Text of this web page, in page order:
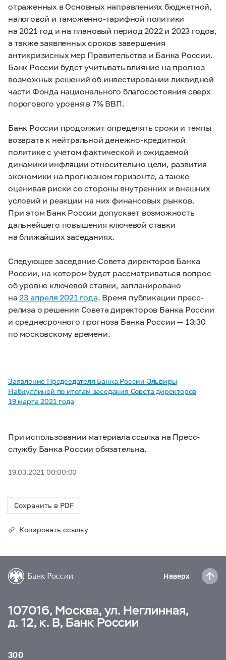
отраженных в Основных направлениях бюджетной,
налоговой и таможенно-тарифной политики
на 2021 год и на плановый период 2022 и 2023 годов,
а также заявленных сроков завершения
антикризисных мер Правительства и Банка России.
Банк России будет учитывать влияние на прогноз
возможных решений об инвестировании ликвидной
части Фонда национального благосостояния сверх
порогового уровня в 7% ВВП.
Банк России продолжит определять сроки и темпы
возврата к нейтральной денежно-кредитной
политике с учетом фактической и ожидаемой
динамики инфляции относительно цели, развития
экономики на прогнозном горизонте, а также
оценивая риски со стороны внутренних и внешних
условий и реакции на них финансовых рынков.
При этом Банк России допускает возможность
дальнейшего повышения ключевой ставки
на ближайших заседаниях.
Следующее заседание Совета директоров Банка
России, на котором будет рассматриваться вопрос
об уровне ключевой ставки, запланировано
на23 апреля 2021 года. Время публикации пресс-
релиза о решении Совета директоров Банка России
и среднесрочного прогноза Банка России — 13:30
по московскому времени.
Заявление Председателя Банка России Эльвиры
Набиуллиной по итогам заседания Совета директоров
19 марта 2021 года
При использовании материала ссылка на Пресс-
службу Банка России обязательна.
19.03.2021 00:00:00
Сохранить в PDF
Копировать ссылку
Наверх
107016, Москва, ул. Неглинная,
д. 12, к. В, Банк России
300